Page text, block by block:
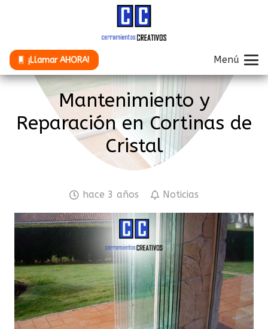
¡Llamar AHORA! Menú
Mantenimiento y
Reparación en Cortinas de
Cristal
hace 3 años Noticias